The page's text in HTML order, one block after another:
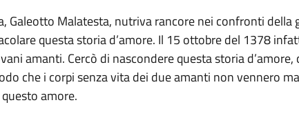
Galeotto Malatesta, nutriva rancore nei confronti della
questa storia d’amore. Il 15 ottobre del 1378
amanti. Cercò di nascondere questa storia d’amore,
che i corpi senza vita dei due amanti non vennero
amore.